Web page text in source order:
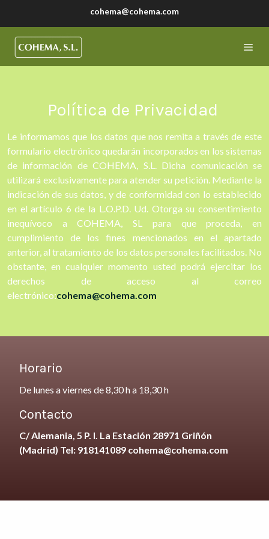
cohema@cohema.com
Política de Privacidad
Le informamos que los datos que nos remita a través de este
formulario electrónico quedarán incorporados en los sistemas
de información de COHEMA, S.L. Dicha comunicación se
utilizará exclusivamente para atender su petición. Mediante la
indicación de sus datos, y de conformidad con lo establecido
en el artículo 6 de la L.O.P.D. Ud. Otorga su consentimiento
inequívoco a COHEMA, SL para que proceda, en
cumplimiento de los fines mencionados en el apartado
anterior, al tratamiento de los datos personales facilitados. No
obstante, en cualquier momento usted podrá ejercitar los
derechos de acceso al correo
electrónico:cohema@cohema.com
Horario
De lunes a viernes de 8,30 h a 18,30 h
Contacto
C/ Alemania, 5 P. I. La Estación 28971 Griñón
(Madrid) Tel: 918141089 cohema@cohema.com